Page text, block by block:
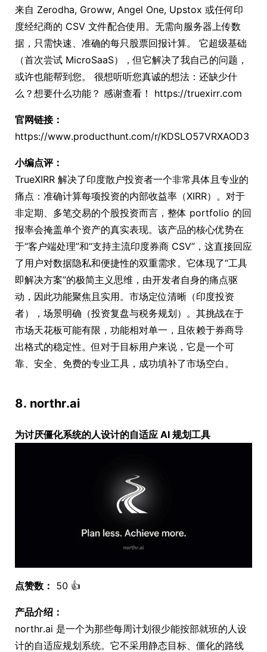
来自 Zerodha, Groww, Angel One, Upstox 或任何印
度经纪商的 CSV 文件配合使用。无需向服务器上传数
据，只需快速、准确的每只股票回报计算。 它超级基础
（首次尝试 MicroSaaS），但它解决了我自己的问题，
或许也能帮到您。 很想听听您真诚的想法：还缺少什
么？想要什么功能？ 感谢查看！ https://truexirr.com
官网链接：
https://www.producthunt.com/r/KDSLO57VRXAOD3
小编点评：
TrueXIRR 解决了印度散户投资者一个非常具体且专业的
痛点：准确计算每项投资的内部收益率（XIRR）。对于
非定期、多笔交易的个股投资而言，整体 portfolio 的回
报率会掩盖单个资产的真实表现。该产品的核心优势在
于“客户端处理”和“支持主流印度券商 CSV”，这直接回应
了用户对数据隐私和便捷性的双重需求。它体现了“工具
即解决方案”的极简主义思维，由开发者自身的痛点驱
动，因此功能聚焦且实用。市场定位清晰（印度投资
者），场景明确（投资复盘与税务规划）。其挑战在于
市场天花板可能有限，功能相对单一，且依赖于券商导
出格式的稳定性。但对于目标用户来说，它是一个可
靠、安全、免费的专业工具，成功填补了市场空白。
8. northr.ai
为讨厌僵化系统的人设计的自适应 AI 规划工具
点赞数： 50 👍
产品介绍：
northr.ai 是一个为那些每周计划很少能按部就班的人设
计的自适应规划系统。它不采用静态目标、僵化的路线